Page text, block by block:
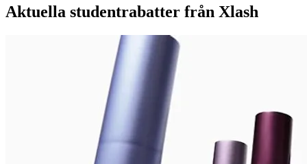
Aktuella studentrabatter från Xlash